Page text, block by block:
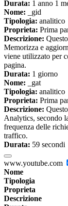
Durata: 1 anno 1
Nome: _gid
Tipologia: analitico
Proprieta: Prima
Descrizione:
Memorizza e
viene utilizzato per
pagina.
Durata: 1 giorno
Nome: _gat
Tipologia: analitico
Proprieta: Prima
Descrizione:
Analytics, secondo
frequenza delle
traffico.
Durata: 59 secondi
www.youtube.com
Nome
Tipologia
Proprieta
Descrizione